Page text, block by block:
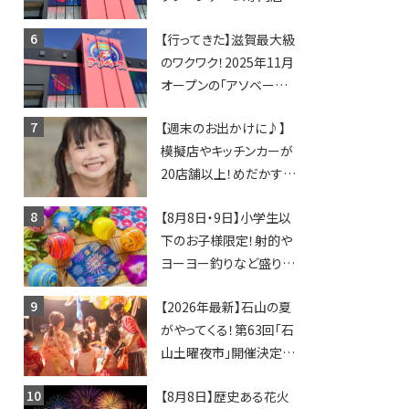
ってくる！豊郷店に続く滋
賀2店舗目★
【行ってきた】滋賀最大級
のワクワク！2025年11月
オープンの「アソベース
レーンゲームで青果や日
用品までゲットできる新
スポット！
【週末のお出かけに♪】
模擬店やキッチンカーが
20店舗以上！めだかすく
ソングライターによるライ
ブなど。【和邇ふれあい夏
祭り】
【8月8日・9日】小学生以
下のお子様限定！射的や
ヨーヨー釣りなど盛りだ
ちびっこ縁日開催♪【モリ
ーブ】
【2026年最新】石山の夏
がやってくる！第63回「石
山土曜夜市」開催決定！
ージが勢揃い【7月18日・
【8月8日】歴史ある花火